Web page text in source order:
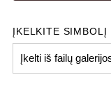
ĮKELKITE SIMBOLĮ
Įkelti iš failų